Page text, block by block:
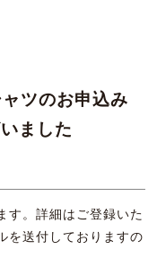
ツのお申込み
ました
す。詳細はご登録いた
を送付しておりますの